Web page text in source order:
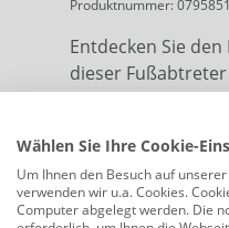
Produktnummer:
Entdecken Sie
dieser
Hergestellt aus
strapazierfähig
und starkem
Dank seiner
Wählen Sie Ihre Cookie-
Um Ihnen den Besuch auf
verwenden wir u.a. Cookies.
Computer abgelegt werden. Die